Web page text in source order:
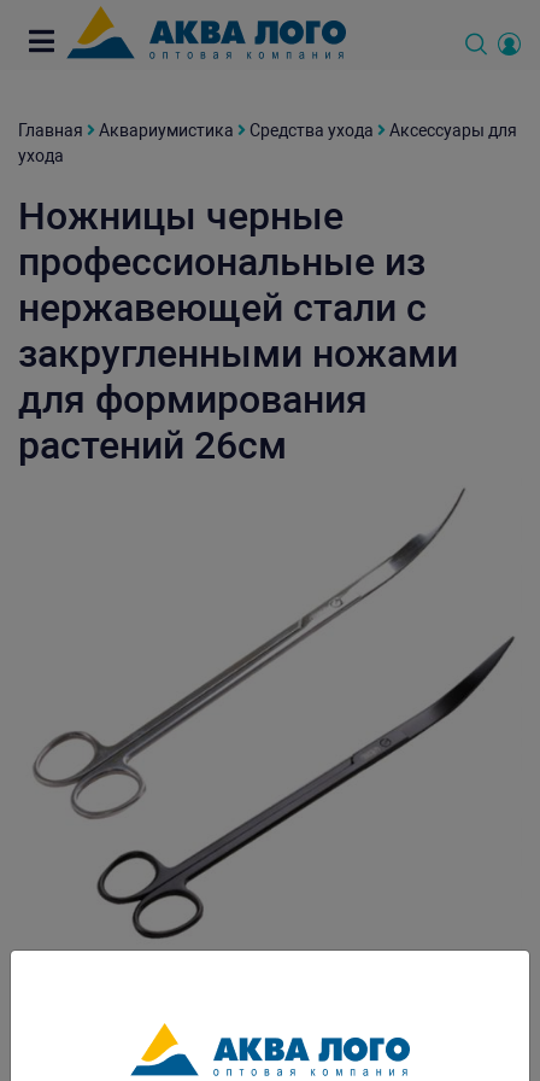
Главная Аквариумистика Средства ухода
Аксессуары для
ухода
Ножницы черные
профессиональные из
нержавеющей стали с
закругленными ножами
для формирования
растений 26см